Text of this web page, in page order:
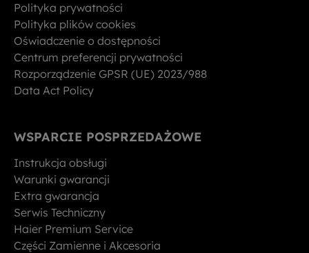
Polityka prywatności
Polityka plików cookies
Oświadczenie o dostępności
Centrum preferencji prywatności
Rozporządzenie GPSR (UE) 2023/988
Data Act Policy
WSPARCIE POSPRZEDAŻOWE
Instrukcja obsługi
Warunki gwarancji
Extra gwarancja
Serwis Techniczny
Haier Premium Service
Części Zamienne i Akcesoria